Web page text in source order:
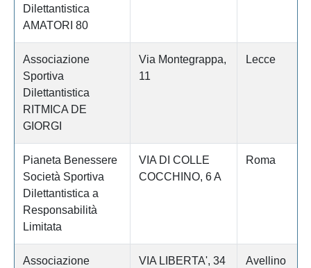
Dilettantistica
AMATORI 80
Associazione
Sportiva
Dilettantistica
RITMICA DE
GIORGI
Via Montegrappa,
11
Lecce
Pianeta Benessere
Società Sportiva
Dilettantistica a
Responsabilità
Limitata
VIA DI COLLE
COCCHINO, 6 A
Roma
Associazione
VIA LIBERTA', 34 Avellino